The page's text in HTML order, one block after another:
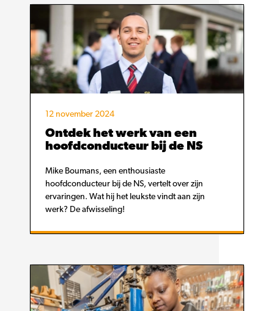
12 november 2024
Ontdek het werk van een
hoofdconducteur bij de NS
Mike Boumans, een enthousiaste
hoofdconducteur bij de NS, vertelt over zijn
ervaringen. Wat hij het leukste vindt aan zijn
werk? De afwisseling!